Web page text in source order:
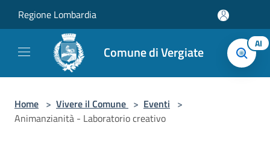
Regione Lombardia
Comune di Vergiate AI
Home > Vivere il Comune > Eventi >
Animanzianità - Laboratorio creativo